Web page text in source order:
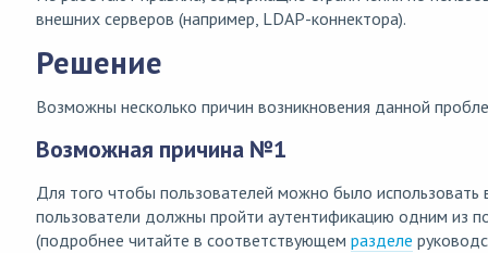
внешних серверов (например, LDAP-коннектора).
Решение
Возможны несколько причин возникновения данной
Возможная причина №1
Для того чтобы пользователей можно было использовать
пользователи должны пройти аутентификацию одним из
(подробнее читайте в соответствующем разделе